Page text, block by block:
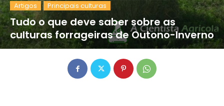
Artigos Principais culturas
Tudo o que deve saber sobre as
culturas forrageiras de Outono-Inverno